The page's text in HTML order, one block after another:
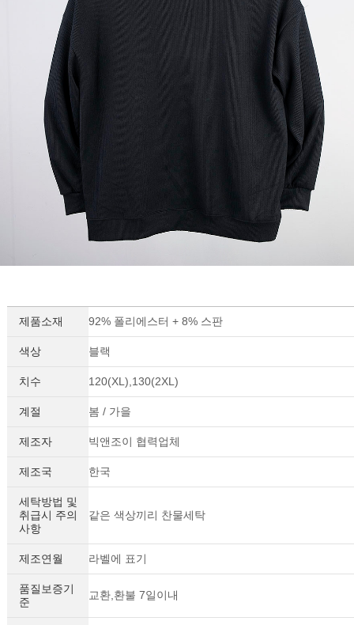
제품소재 92% 폴리에스터 + 8% 스판
색상 블랙
치수 120(XL),130(2XL)
계절 봄 / 가을
제조자 빅앤조이 협력업체
제조국 한국
세탁방법 및
취급시 주의
사항
같은 색상끼리 찬물세탁
제조연월 라벨에 표기
품질보증기
준
교환,환불 7일이내